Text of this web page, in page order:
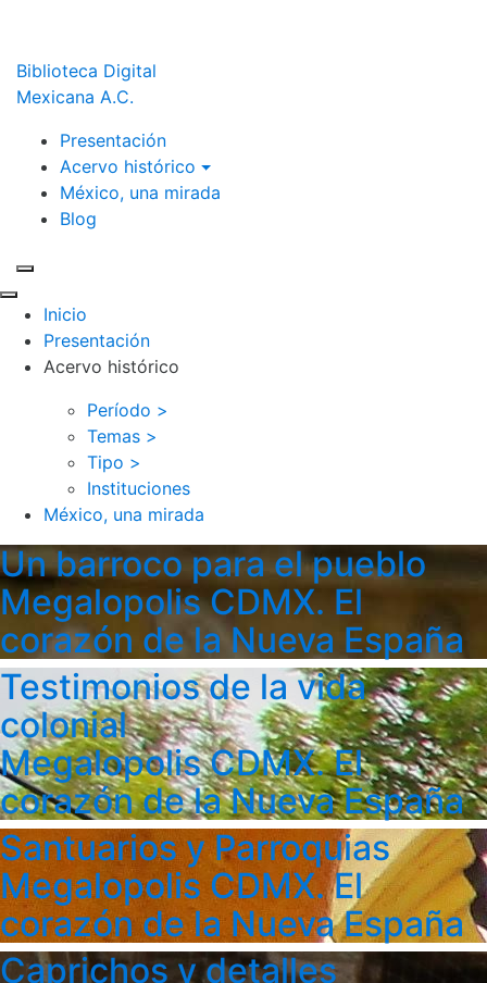
Biblioteca Digital
Mexicana A.C.
Presentación
Acervo histórico
México, una mirada
Blog
Inicio
Presentación
Acervo histórico
Período >
Temas >
Tipo >
Instituciones
México, una mirada
Un barroco para el pueblo
Megalopolis CDMX. El
corazón de la Nueva España
Testimonios de la vida
colonial
Megalopolis CDMX. El
corazón de la Nueva España
Santuarios y Parroquias
Megalopolis CDMX. El
corazón de la Nueva España
Caprichos y detalles